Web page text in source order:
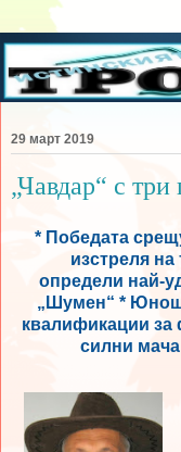
29 март 2019
„Чавдар“ с
* Победата
изстреля на
определи най-
„Шумен“ *
квалификации за
силни